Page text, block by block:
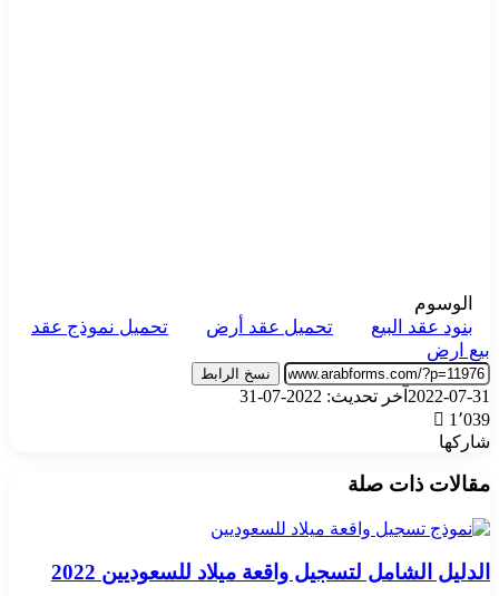
الوسوم
بنود عقد البيع
تحميل عقد أرض
تحميل نموذج عقد
بيع ارض
نسخ الرابط
2022-07-31 آخر تحديث: 2022-07-31
1٬039
شاركها
مقالات ذات صلة
الدليل الشامل لتسجيل واقعة ميلاد للسعوديين 2022